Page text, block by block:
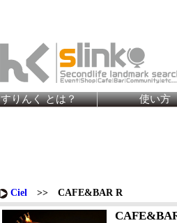
すりんく とは？ 使い方
Ciel >> CAFE&BAR R